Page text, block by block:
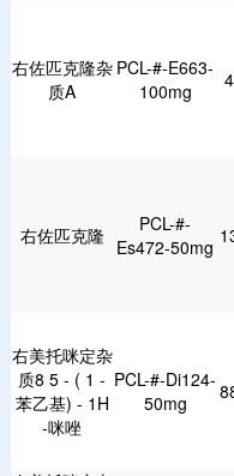
右佐匹克隆杂
质A
PCL-#-E663-
100mg
右佐匹克隆
PCL-#-
Es472-50mg
右美托咪定杂
质8 5 - ( 1 -
苯乙基) - 1H
-咪唑
PCL-#-Di124-
50mg